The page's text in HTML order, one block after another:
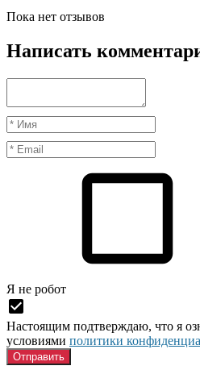
Пока нет отзывов
Написать
Я нe рoбoт
Настоящим подтверждаю, что я
условиями политики